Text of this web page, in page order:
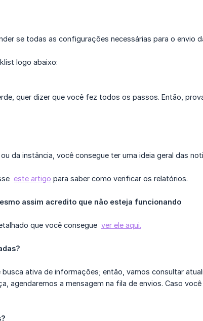
se todas as configurações necessárias para o envio
logo abaixo:
quer dizer que você fez todos os passos. Então,
da instância, você consegue ter uma ideia geral das
este artigo para saber como verificar os relatórios.
assim acredito que não esteja funcionando
que você consegue ver ele aqui.
ativa de informações; então, vamos consultar
agendaremos a mensagem na fila de envios. Caso